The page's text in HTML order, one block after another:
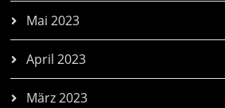
Mai 2023
April 2023
März 2023